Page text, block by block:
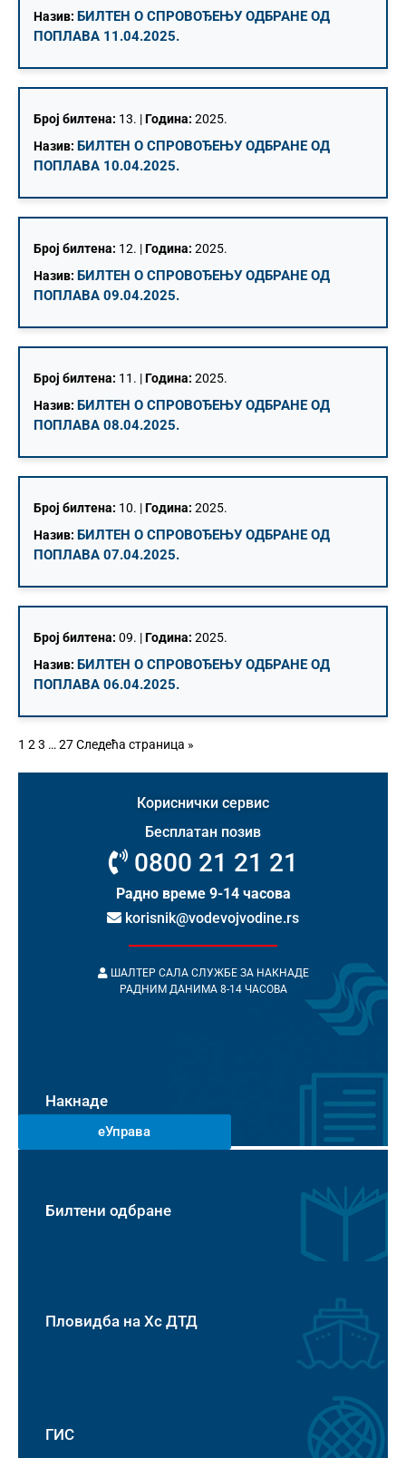
Назив: БИЛТЕН О СПРОВОЂЕЊУ ОДБРАНЕ ОД
ПОПЛАВА 11.04.2025.
Број билтена: 13. |Година: 2025.
Назив: БИЛТЕН О СПРОВОЂЕЊУ ОДБРАНЕ ОД
ПОПЛАВА 10.04.2025.
Број билтена: 12. |Година: 2025.
Назив: БИЛТЕН О СПРОВОЂЕЊУ ОДБРАНЕ ОД
ПОПЛАВА 09.04.2025.
Број билтена: 11. |Година: 2025.
Назив: БИЛТЕН О СПРОВОЂЕЊУ ОДБРАНЕ ОД
ПОПЛАВА 08.04.2025.
Број билтена: 10. |Година: 2025.
Назив: БИЛТЕН О СПРОВОЂЕЊУ ОДБРАНЕ ОД
ПОПЛАВА 07.04.2025.
Број билтена: 09. |Година: 2025.
Назив: БИЛТЕН О СПРОВОЂЕЊУ ОДБРАНЕ ОД
ПОПЛАВА 06.04.2025.
1 2 3 … 27Следећа страница »
Кориснички сервис
Бесплатан позив
0800 21 21 21
Радно време 9-14 часова
korisnik@vodevojvodine.rs
ШАЛТЕР САЛА СЛУЖБЕ ЗА НАКНАДЕ
РАДНИМ ДАНИМА 8-14 ЧАСОВА
Накнаде
еУправа
Билтени одбране
Пловидба на Хс ДТД
ГИС